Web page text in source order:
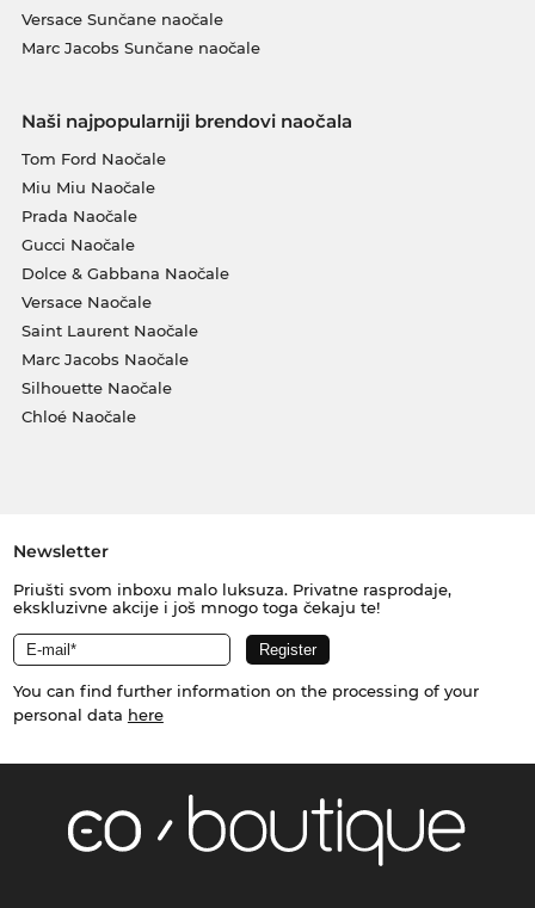
Versace Sunčane naočale
Marc Jacobs Sunčane naočale
Naši najpopularniji brendovi naočala
Tom Ford Naočale
Miu Miu Naočale
Prada Naočale
Gucci Naočale
Dolce & Gabbana Naočale
Versace Naočale
Saint Laurent Naočale
Marc Jacobs Naočale
Silhouette Naočale
Chloé Naočale
Newsletter
Priušti svom inboxu malo luksuza. Privatne rasprodaje,
ekskluzivne akcije i još mnogo toga čekaju te!
You can find further information on the processing of your
personal data here